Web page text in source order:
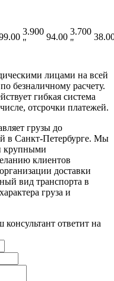
3.900
"
94.00
3.700
"
лицами на всей
безналичному расчету.
гибкая система
отсрочки платежей.
грузы до
в Санкт-Петербурге. Мы
крупными
клиентов
доставки
вид транспорта в
груза и
ответит на